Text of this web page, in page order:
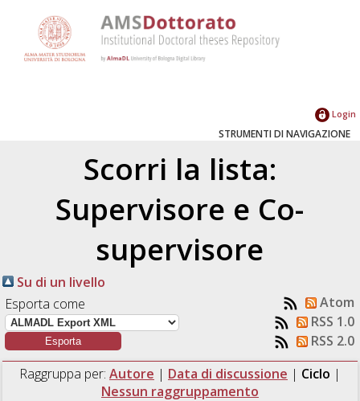
Login
STRUMENTI DI NAVIGAZIONE
Scorri la lista:
Supervisore e Co-
supervisore
Su di un livello
Esporta come
Atom
RSS 1.0
RSS 2.0
Raggruppa per: Autore | Data di discussione | Ciclo |
Nessun raggruppamento